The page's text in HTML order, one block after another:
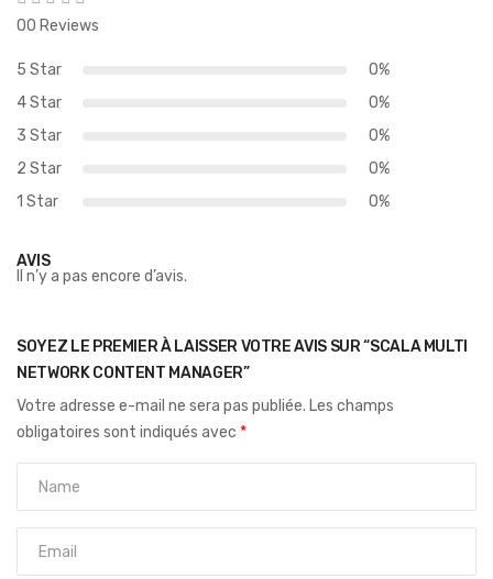
00 Reviews
5 Star
0%
4 Star
0%
3 Star
0%
2 Star
0%
1 Star
0%
AVIS
Il n’y a pas encore d’avis.
SOYEZ LE PREMIER À LAISSER VOTRE AVIS SUR “SCALA MULTI
NETWORK CONTENT MANAGER”
Votre adresse e-mail ne sera pas publiée. Les champs
obligatoires sont indiqués avec *